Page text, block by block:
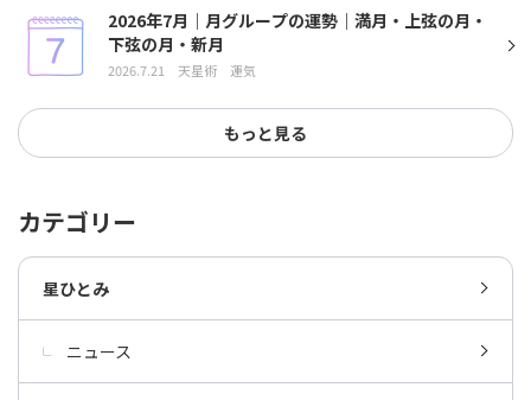
2026年7月｜月グループの運勢｜満月・上弦の月・
下弦の月・新月
2026.7.21 天星術 運気
もっと見る
カテゴリー
星ひとみ
ニュース